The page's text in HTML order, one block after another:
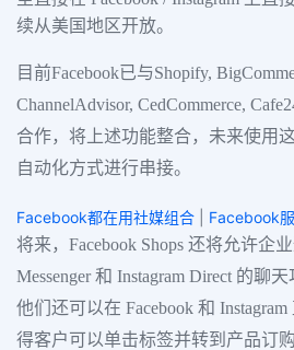
续从美国地区开放。
目前Facebook已与Shopify,
ChannelAdvisor, CedCommerce,
合作，将上述功能整合，未来使用
自动化方式进行串接。
Facebook都在用社媒组合
Facebook
将来，Facebook Shops 还将允许企
Messenger 和 Instagram Direct 的聊
他们还可以在 Facebook 和
得客户可以单击标签并转到产品订购